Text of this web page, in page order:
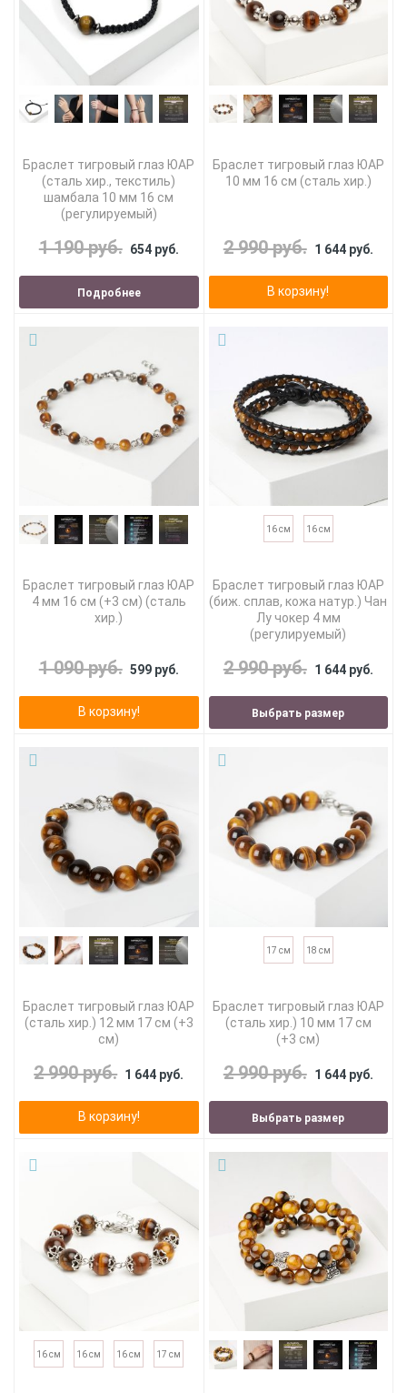
Браслет тигровый глаз ЮАР
(сталь хир., текстиль)
шамбала 10 мм 16 см
(регулируемый)
1 190 руб. 654 руб.
Подробнее
Браслет тигровый глаз ЮАР
10 мм 16 см (сталь хир.)
2 990 руб. 1 644 руб.
В корзину!
Браслет тигровый глаз ЮАР
4 мм 16 см (+3 см) (сталь
хир.)
1 090 руб. 599 руб.
В корзину!
16 см 16 см
Браслет тигровый глаз ЮАР
(биж. сплав, кожа натур.) Чан
Лу чокер 4 мм
(регулируемый)
2 990 руб. 1 644 руб.
Выбрать размер
Браслет тигровый глаз ЮАР
(сталь хир.) 12 мм 17 см (+3
см)
2 990 руб. 1 644 руб.
В корзину!
17 см 18 см
Браслет тигровый глаз ЮАР
(сталь хир.) 10 мм 17 см
(+3 см)
2 990 руб. 1 644 руб.
Выбрать размер
16 см 16 см 16 см 17 см